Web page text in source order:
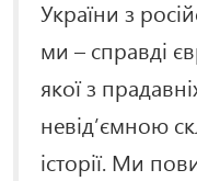
України з
ми – справді
якої з
невід’ємною
історії. Ми